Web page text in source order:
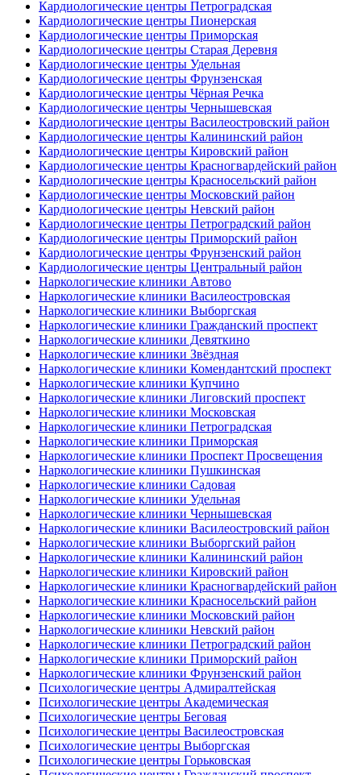
Кардиологические центры Петроградская
Кардиологические центры Пионерская
Кардиологические центры Приморская
Кардиологические центры Старая Деревня
Кардиологические центры Удельная
Кардиологические центры Фрунзенская
Кардиологические центры Чёрная Речка
Кардиологические центры Чернышевская
Кардиологические центры Василеостровский район
Кардиологические центры Калининский район
Кардиологические центры Кировский район
Кардиологические центры Красногвардейский район
Кардиологические центры Красносельский район
Кардиологические центры Московский район
Кардиологические центры Невский район
Кардиологические центры Петроградский район
Кардиологические центры Приморский район
Кардиологические центры Фрунзенский район
Кардиологические центры Центральный район
Наркологические клиники Автово
Наркологические клиники Василеостровская
Наркологические клиники Выборгская
Наркологические клиники Гражданский проспект
Наркологические клиники Девяткино
Наркологические клиники Звёздная
Наркологические клиники Комендантский проспект
Наркологические клиники Купчино
Наркологические клиники Лиговский проспект
Наркологические клиники Московская
Наркологические клиники Петроградская
Наркологические клиники Приморская
Наркологические клиники Проспект Просвещения
Наркологические клиники Пушкинская
Наркологические клиники Садовая
Наркологические клиники Удельная
Наркологические клиники Чернышевская
Наркологические клиники Василеостровский район
Наркологические клиники Выборгский район
Наркологические клиники Калининский район
Наркологические клиники Кировский район
Наркологические клиники Красногвардейский район
Наркологические клиники Красносельский район
Наркологические клиники Московский район
Наркологические клиники Невский район
Наркологические клиники Петроградский район
Наркологические клиники Приморский район
Наркологические клиники Фрунзенский район
Психологические центры Адмиралтейская
Психологические центры Академическая
Психологические центры Беговая
Психологические центры Василеостровская
Психологические центры Выборгская
Психологические центры Горьковская